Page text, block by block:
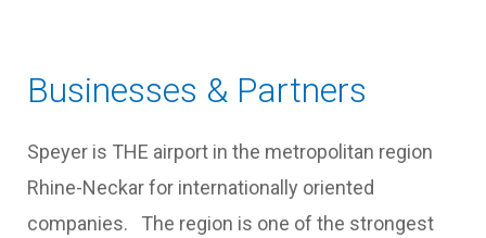
Businesses & Partners
Speyer is THE airport in the metropolitan region
Rhine-Neckar for internationally oriented
companies. The region is one of the strongest